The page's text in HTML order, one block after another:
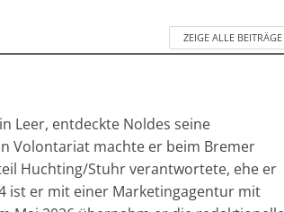
ZEIGE ALLE BEITRÄGE
Leer, entdeckte Noldes seine
Volontariat machte er beim Bremer
Huchting/Stuhr verantwortete, ehe er
ist er mit einer Marketingagentur mit